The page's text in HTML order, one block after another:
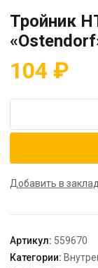
Тройник
104 ₽
Тройник
белый
Добавить в
Артикул: 559670
Категории: